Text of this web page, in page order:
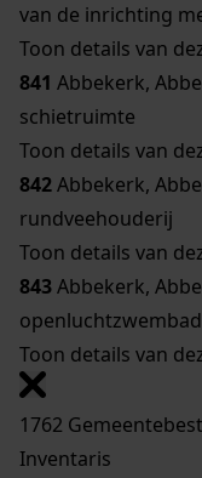
van de inrichting
Toon details van
841 Abbekerk,
schietruimte
Toon details van
842Abbekerk,
rundveehouderij
Toon details van
843Abbekerk,
Toon details van
1762
Inventaris